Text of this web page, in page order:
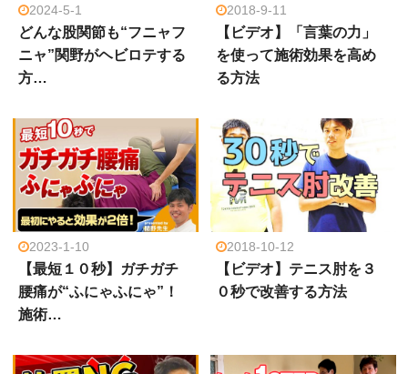
2024-5-1
どんな股関節も“フニャフ
ニャ”関野がヘビロテする
方…
2018-9-11
【ビデオ】「言葉の力」
を使って施術効果を高め
る方法
2023-1-10
【最短１０秒】ガチガチ
腰痛が“ふにゃふにゃ”！
施術…
2018-10-12
【ビデオ】テニス肘を３
０秒で改善する方法